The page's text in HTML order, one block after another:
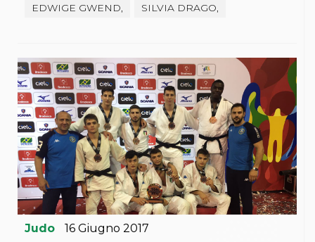
EDWIGE GWEND,
SILVIA DRAGO,
Judo 16 Giugno 2017